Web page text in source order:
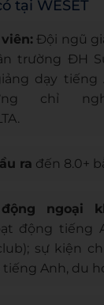
tại WESET
Đội ngũ
trường ĐH
dạy tiếng
chỉ
ra đến 8.0+
ngoại
động tiếng
sự kiện
Anh, du